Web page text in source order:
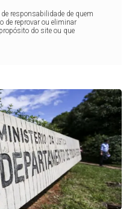
responsabilidade de quem
de reprovar ou eliminar
do site ou que